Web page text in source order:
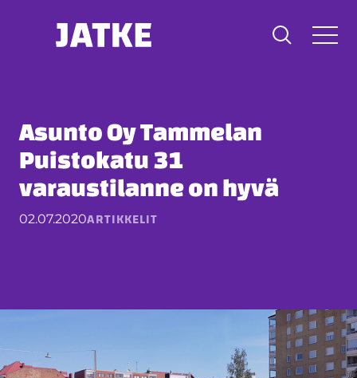
Asunto Oy Tammelan
Puistokatu 31
varaustilanne on hyvä
02.07.2020ARTIKKELIT